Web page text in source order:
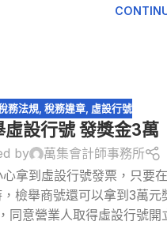
務法規 ,稅務違章 虛設行號
虛設行號 發獎金3萬
by
萬集會計師事務所
拿到虛設行號發票，只要
檢舉商號還可以拿到3萬
同意營業人取得虛設行號開